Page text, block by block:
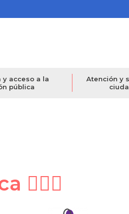
y acceso a la
pública
Atención y
🤸🏽‍♀️